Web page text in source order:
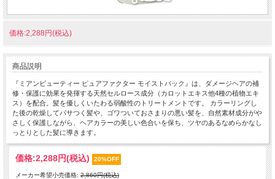
価格:2,288円(税込)
商品説明
『ミアンビューティー ピュアファクター モイストパック』は、ダメージヘアの補
修・保護に効果を発揮する天然セルロース成分（カロットエキス他4種の植物エキ
ス）を配合。髪を優しくいたわる弱酸性のトリートメントです。 カラーリングし
た後の乾燥してパサつく髪や、ゴワついておさまりの悪い髪を、自然素材成分がや
さしく保護しながら、ヘアカラーの美しい色合いを保ち、ツヤのあるなめらかなし
っとりとした髪に導きます。
価格:2,288円(税込) 20%OFF
メーカー希望小売価格: 2,860円(税込)